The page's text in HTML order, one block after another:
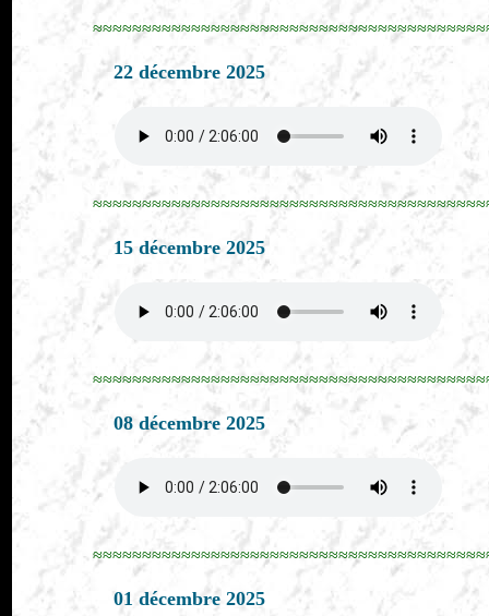
22 décembre 2025
15 décembre 2025
08 décembre 2025
01 décembre 2025